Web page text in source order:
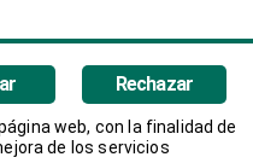
Rechazar
web, con la finalidad de
de los servicios